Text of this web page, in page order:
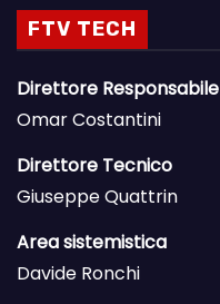
FTV TECH
Direttore Responsabile
Omar Costantini
Direttore Tecnico
Giuseppe Quattrin
Area sistemistica
Davide Ronchi